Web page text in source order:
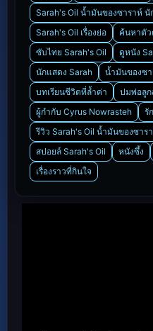
Sarah's Oil น้ำมันของซาราห์ นั
Sarah's Oil เรื่องย่อ
ค้นหาตั
ซับไทย Sarah's Oil
ดูหนัง
นักแสดง Sarah
น้ำมันของซา
บทเรียนชีวิตที่ล้ำค่า
ปมพ่อลูก
ผู้กำกับ Cyrus Nowrasteh
รั
รีวิว Sarah's Oil น้ำมันของซาร
สปอยล์ Sarah's Oil
หนังซึ้ง
เรื่องราวที่กินใจ